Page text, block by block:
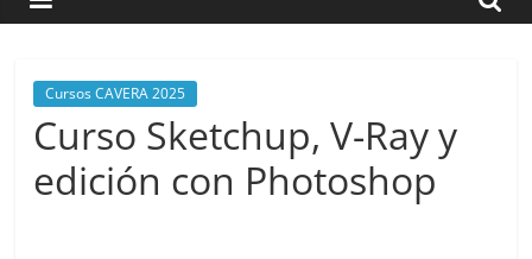
Urbano
Cursos CAVERA 2025
Curso Sketchup, V-Ray y
edición con Photoshop